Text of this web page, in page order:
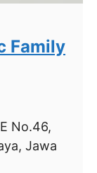
Family
No.46,
Jawa